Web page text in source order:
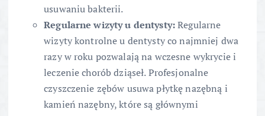
usuwaniu bakterii.
Regularne wizyty u dentysty:Regularne
wizyty kontrolne u dentysty co najmniej dwa
razy w roku pozwalają na wczesne wykrycie i
leczenie chorób dziąseł. Profesjonalne
czyszczenie zębów usuwa płytkę nazębną i
kamień nazębny, które są głównymi